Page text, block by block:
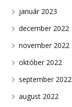
január 2023
december 2022
november 2022
október 2022
september 2022
august 2022